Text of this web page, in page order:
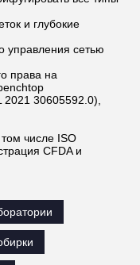
и глубокие
управления сетью
права на
2021 30605592.0),
числе ISO
CFDA и